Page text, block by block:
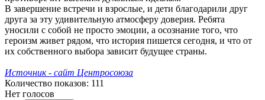
В завершение встречи и взрослые, и дети благодарили друг
друга за эту удивительную атмосферу доверия. Ребята
уносили с собой не просто эмоции, а осознание того, что
героизм живет рядом, что история пишется сегодня, и что от
их собственного выбора зависит будущее страны.
Источник - сайт Центросоюза
Количество показов: 111
Нет голосов